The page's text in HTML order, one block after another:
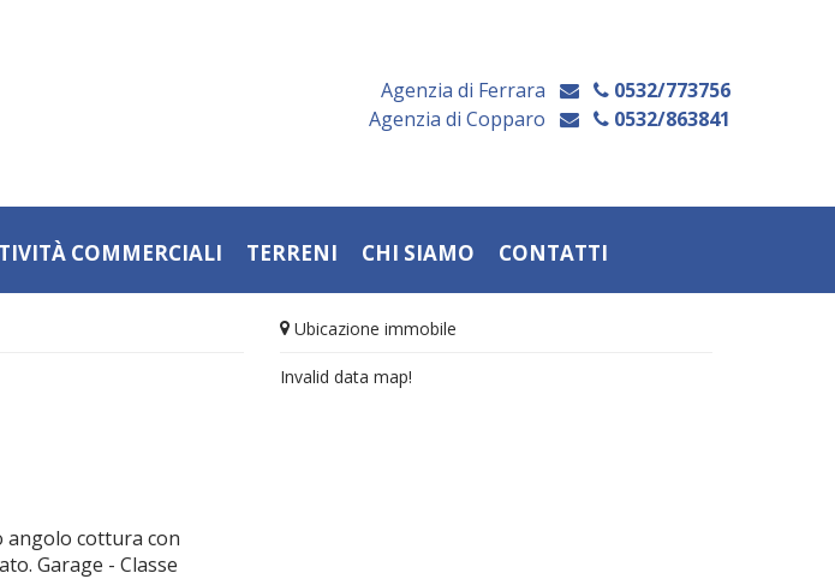
Agenzia di Ferrara
0532/773756
Agenzia di Copparo
0532/863841
COMMERCIALI TERRENI CHI SIAMO CONTATTI
angolo cottura con
Garage - Classe
Ubicazione immobile
Invalid data map!